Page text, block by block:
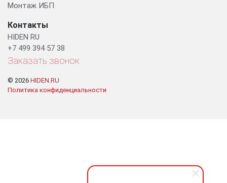
Монтаж ИБП
Контакты
HIDEN RU
+7 499 394 57 38
Заказать звонок
© 2026 HIDEN.RU
Политика конфиденциальности